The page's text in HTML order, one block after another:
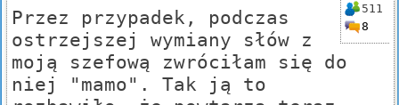
511
8
Przez przypadek, podczas
ostrzejszej wymiany słów z
moją szefową zwróciłam się do
niej "mamo". Tak ją to